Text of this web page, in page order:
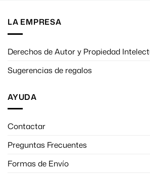
LA EMPRESA
Derechos de Autor y Propiedad
Sugerencias de regalos
AYUDA
Contactar
Preguntas Frecuentes
Formas de Envío